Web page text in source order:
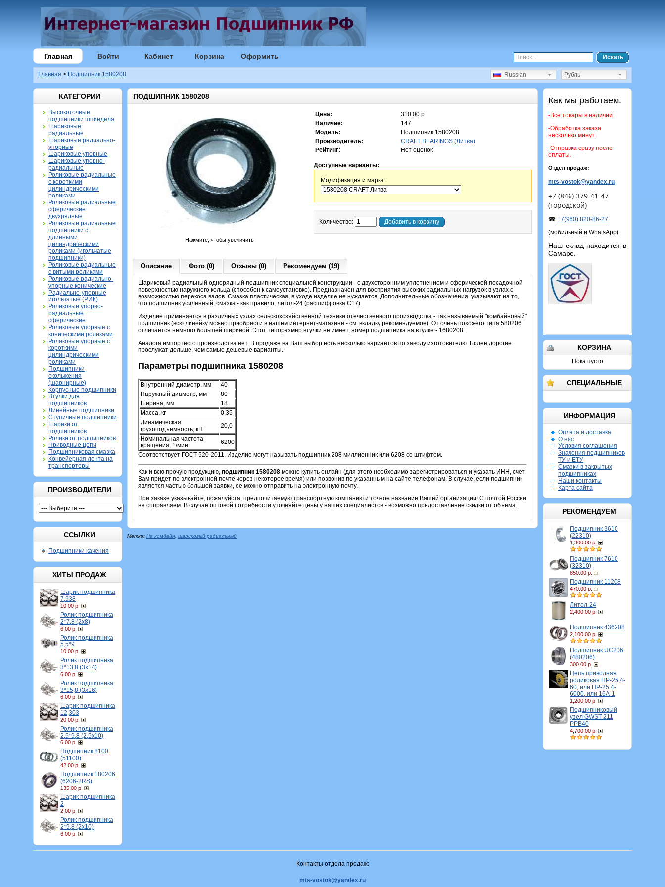
Главная Войти Кабинет Корзина Оформить Искать
Главная > Подшипник 1580208 Рубль
Russian
КАТЕГОРИИ
Высокоточные
подшипники шпинделя
Шариковые
радиальные
Шариковые радиально-
упорные
Шариковые упорные
Шариковые упорно-
радиальные
Роликовые радиальные
с короткими
цилиндрическими
роликами
Роликовые радиальные
сферические
двухрядные
Роликовые радиальные
подшипники с
длинными
цилиндрическими
роликами (игольчатые
подшипники)
Роликовые радиальные
с витыми роликами
Роликовые радиально-
упорные конические
Радиально-упорные
игольчатые (РИК)
Роликовые упорно-
радиальные
сферические
Роликовые упорные с
коническими роликами
Роликовые упорные с
короткими
цилиндрическими
роликами
Подшипники
скольжения
(шарнирные)
Корпусные подшипники
Втулки для
подшипников
Линейные подшипники
Ступичные подшипники
Шарики от
подшипников
Ролики от подшипников
Приводные цепи
Подшипниковая смазка
Конвейерная лента на
транспортеры
ПРОИЗВОДИТЕЛИ
ССЫЛКИ
Подшипники качения
ХИТЫ ПРОДАЖ
Шарик подшипника
7,938
10.00 р.
Ролик подшипника
2*7,8 (2х8)
6.00 р.
Ролик подшипника
5,5*9
10.00 р.
Ролик подшипника
3*13,8 (3х14)
6.00 р.
Ролик подшипника
3*15,8 (3х16)
6.00 р.
Шарик подшипника
12,303
20.00 р.
Ролик подшипника
2,5*9,8 (2,5х10)
6.00 р.
Подшипник 8100
(51100)
42.00 р.
Подшипник 180206
(6206-2RS)
135.00 р.
Шарик подшипника
2
2.00 р.
Ролик подшипника
2*9,8 (2х10)
6.00 р.
Как мы работаем:
-Все товары в наличии.
-Обработка заказа
несколько минут.
-Отправка сразу после
оплаты.
Отдел продаж:
mts-vostok@yandex.ru
+7 (846) 379-41-47
(городской)
☎ +7(960) 820-86-27
(мобильный и WhatsApp)
Наш склад находится в
Самаре.
КОРЗИНА
Пока пусто
СПЕЦИАЛЬНЫЕ
ИНФОРМАЦИЯ
Оплата и доставка
О нас
Условия соглашения
Значения подшипников
ТУ и ЕТУ
Смазки в закрытых
подшипниках
Наши контакты
Карта сайта
РЕКОМЕНДУЕМ
Подшипник 3610
(22310)
1,300.00 р.
Подшипник 7610
(32310)
850.00 р.
Подшипник 11208
470.00 р.
Литол-24
2,400.00 р.
Подшипник 436208
2,100.00 р.
Подшипник UC206
(480206)
300.00 р.
Цепь приводная
роликовая ПР-25,4-
60, или ПР-25,4-
6000, или 16A-1
1,200.00 р.
Подшипниковый
узел GWST 211
PPB40
4,700.00 р.
ПОДШИПНИК 1580208
Нажмите, чтобы увеличить
Цена:
310.00 р.
Наличие:
147
Модель:
Подшипник 1580208
Производитель:
CRAFT BEARINGS (Литва)
Рейтинг:
Нет оценок
Доступные варианты:
Модификация и марка:
Количество: Добавить в корзину
Описание Фото (0) Отзывы (0) Рекомендуем (19)
Шариковый радиальный однорядный подшипник специальной конструкции - с двухсторонним уплотнением и сферической посадочной
поверхностью наружного кольца (способен к самоустановке). Предназначен для восприятия высоких радиальных нагрузок в узлах с
возможностью перекоса валов. Смазка пластическая, в уходе изделие не нуждается. Дополнительные обозначения указывают на то,
что подшипник усиленный, смазка - как правило, литол-24 (расшифровка С17).
Изделие применяется в различных узлах сельскохозяйственной техники отечественного производства - так называемый "комбайновый"
подшипник (всю линейку можно приобрести в нашем интернет-магазине - см. вкладку рекомендуемое). От очень похожего типа 580206
отличается немного большей шириной. Этот типоразмер втулки не имеет, номер подшипника на втулке - 1680208.
Аналога импортного производства нет. В продаже на Ваш выбор есть несколько вариантов по заводу изготовителю. Более дорогие
прослужат дольше, чем самые дешевые варианты.
Параметры подшипника 1580208
Внутренний диаметр, мм
40
Наружный диаметр, мм
80
Ширина, мм
18
Масса, кг
0,35
Динамическая
грузоподъемность, кН
20,0
Номинальная частота
вращения, 1/мин
6200
Соответствует ГОСТ 520-2011. Изделие могут называть подшипник 208 миллионник или 6208 со штифтом.
Как и всю прочую продукцию, подшипник 1580208 можно купить онлайн (для этого необходимо зарегистрироваться и указать ИНН, счет
Вам придет по электронной почте через некоторое время) или позвонив по указанным на сайте телефонам. В случае, если подшипник
является частью большой заявки, ее можно отправить на электронную почту.
При заказе указывайте, пожалуйста, предпочитаемую транспортную компанию и точное название Вашей организации! С почтой России
не отправляем. В случае оптовой потребности уточняйте цены у наших специалистов - возможно предоставление скидки от объема.
Метки: На комбайн шариковый радиальный
Контакты отдела продаж:
mts-vostok@yandex.ru